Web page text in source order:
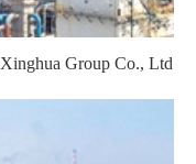
Group Co., Ltd